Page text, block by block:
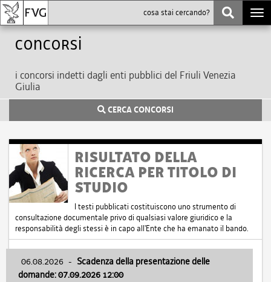
Concorsi
i concorsi indetti dagli enti pubblici del Friuli Venezia
Giulia
CERCA CONCORSI
RISULTATO DELLA
RICERCA PER TITOLO DI
STUDIO
I testi pubblicati costituiscono uno strumento di
consultazione documentale privo di qualsiasi valore giuridico e la
responsabilità degli stessi è in capo all'Ente che ha emanato il bando.
06.08.2026 - Scadenza della presentazione delle
domande: 07.09.2026 12:00